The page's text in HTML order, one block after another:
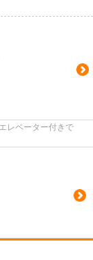
レベーター付きで